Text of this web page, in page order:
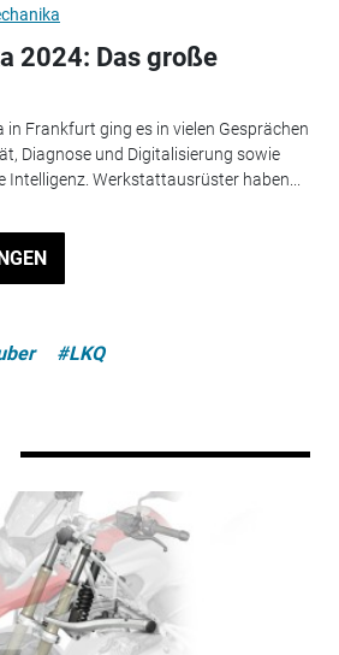
2024: Das große
Frankfurt ging es in vielen Gesprächen
Diagnose und Digitalisierung sowie
Intelligenz. Werkstattausrüster haben...
#LKQ